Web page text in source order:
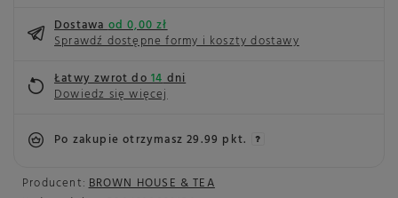
Producent: BROWN HOUSE & TEA
Dostawaod 0,00 zł
Sprawdź dostępne formy i koszty dostawy
Łatwy zwrot do14dni
Dowiedz się więcej
Po zakupie otrzymasz29.99 pkt.